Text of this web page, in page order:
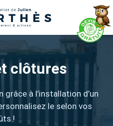
clôtures
à l’installation d’un
le selon vos
!